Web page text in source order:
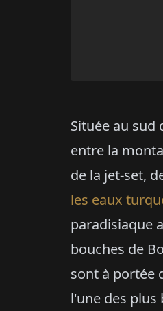
Située au sud
entre la
de la jet-set,
les eaux
paradisiaque
bouches de
sont à portée
l'une des plus